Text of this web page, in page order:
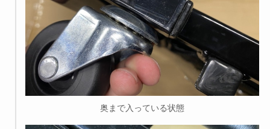
奥まで入っている状態